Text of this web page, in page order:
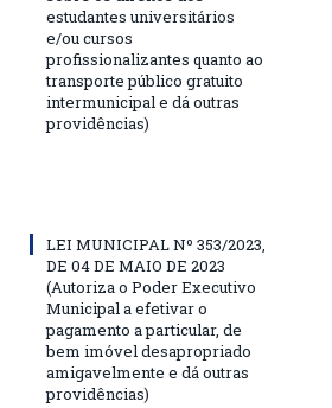
estudantes universitários
e/ou cursos
profissionalizantes quanto ao
transporte público gratuito
intermunicipal e dá outras
providências)
LEI MUNICIPAL Nº 353/2023,
DE 04 DE MAIO DE 2023
(Autoriza o Poder Executivo
Municipal a efetivar o
pagamento a particular, de
bem imóvel desapropriado
amigavelmente e dá outras
providências)